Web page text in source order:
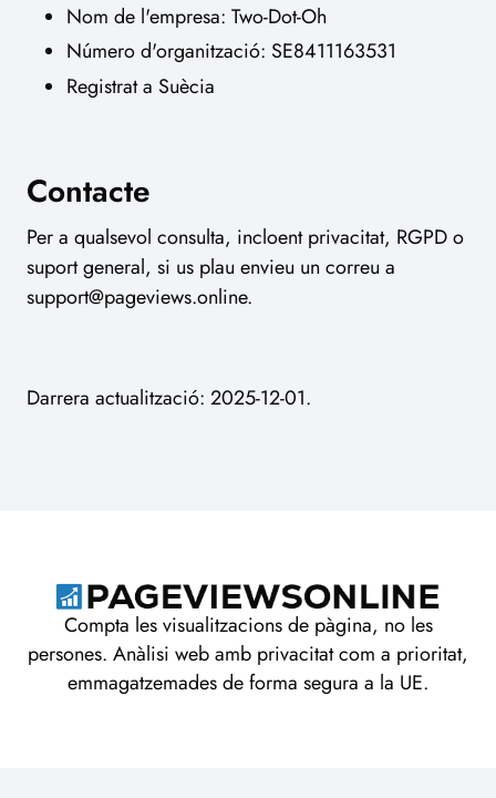
Nom de l'empresa: Two-Dot-Oh
Número d'organització: SE8411163531
Registrat a Suècia
Contacte
Per a qualsevol consulta, incloent privacitat, RGPD o
suport general, si us plau envieu un correu a
support@pageviews.online.
Darrera actualització: 2025-12-01.
Compta les visualitzacions de pàgina, no les
persones. Anàlisi web amb privacitat com a prioritat,
emmagatzemades de forma segura a la UE.